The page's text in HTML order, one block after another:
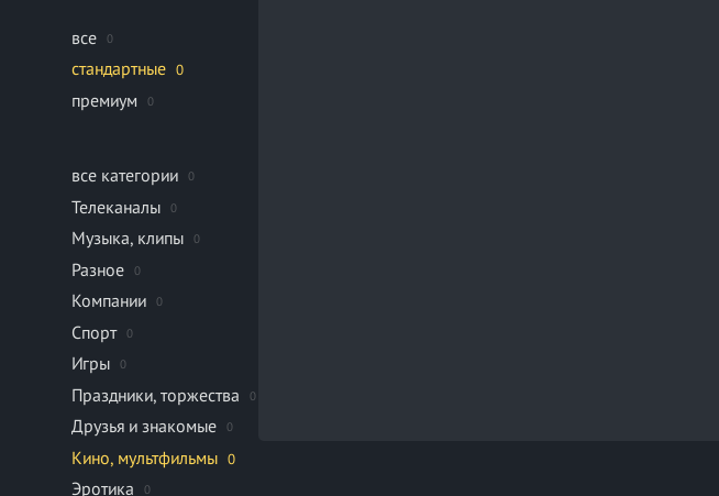
все 0
стандартные 0
премиум 0
все категории 0
Телеканалы 0
Музыка, клипы 0
Разное 0
Компании 0
Спорт 0
Игры 0
Праздники, торжества 0
Друзья и знакомые 0
Кино, мультфильмы 0
Эротика 0